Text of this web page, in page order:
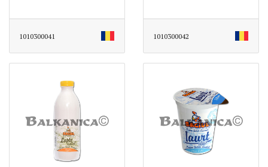
1010300041 1010300042